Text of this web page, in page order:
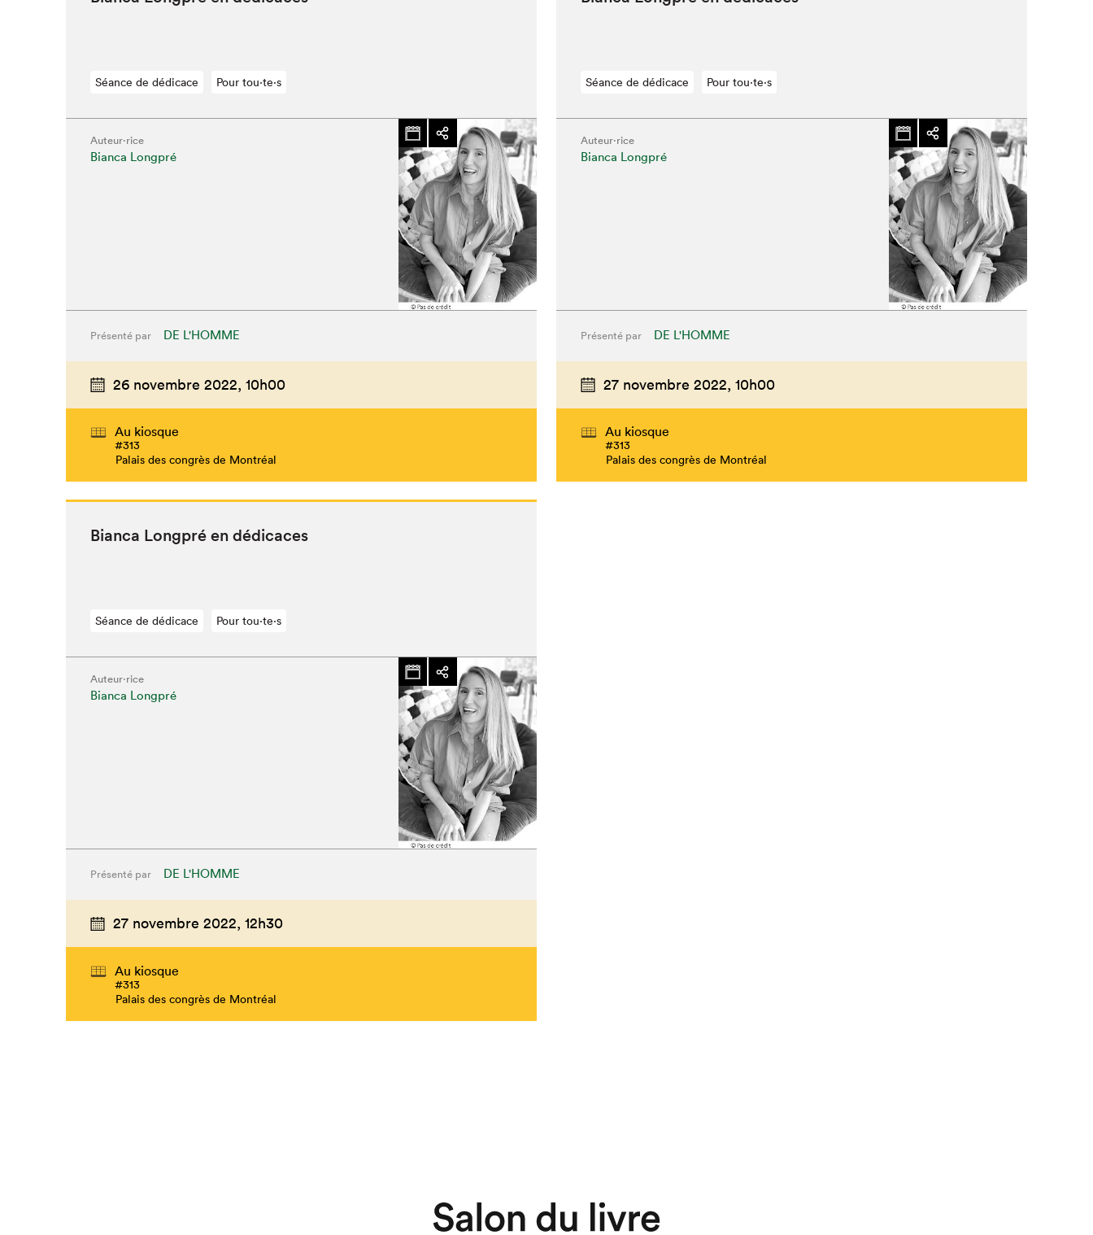
Que cherchez-vous?
Séance de dédicace Pour tou⋅te⋅s
Auteur·rice
Bianca Longpré
Présenté par DE L'HOMME
26 novembre 2022, 10h00
Au kiosque
#313
Palais des congrès de Montréal
Séance de dédicace Pour tou⋅te⋅s
Auteur·rice
Bianca Longpré
Présenté par DE L'HOMME
27 novembre 2022, 10h00
Au kiosque
#313
Palais des congrès de Montréal
Bian­ca Long­pré en dédicaces
Séance de dédicace Pour tou⋅te⋅s
Auteur·rice
Bianca Longpré
Présenté par DE L'HOMME
27 novembre 2022, 12h30
Au kiosque
#313
Palais des congrès de Montréal